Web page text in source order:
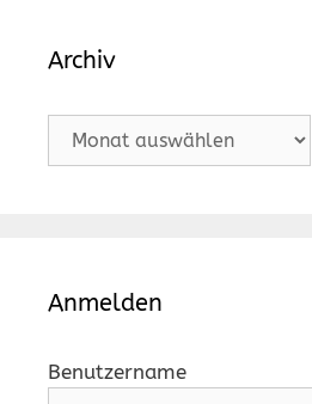
Archiv
Archiv
Anmelden
Benutzername